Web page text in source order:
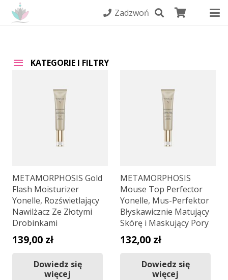
Zadzwoń
KATEGORIE I FILTRY
METAMORPHOSIS Gold
Flash Moisturizer
Yonelle, Rozświetlający
Nawilżacz Ze Złotymi
Drobinkami
139,00 zł
Dowiedz się
więcej
METAMORPHOSIS
Mouse Top Perfector
Yonelle, Mus-Perfektor
Błyskawicznie Matujący
Skórę i Maskujący Pory
132,00 zł
Dowiedz się
więcej